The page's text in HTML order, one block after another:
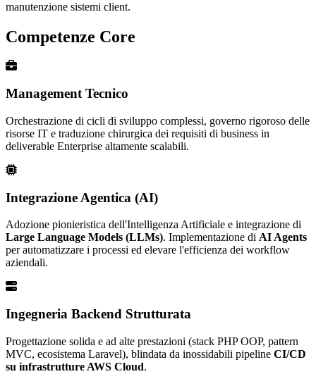
manutenzione sistemi client.
Competenze Core
Management Tecnico
Orchestrazione di cicli di sviluppo complessi, governo rigoroso delle
risorse IT e traduzione chirurgica dei requisiti di business in
deliverable Enterprise altamente scalabili.
Integrazione Agentica (AI)
Adozione pionieristica dell'Intelligenza Artificiale e integrazione di
Large Language Models (LLMs). Implementazione di AI Agents
per automatizzare i processi ed elevare l'efficienza dei workflow
aziendali.
Ingegneria Backend Strutturata
Progettazione solida e ad alte prestazioni (stack PHP OOP, pattern
MVC, ecosistema Laravel), blindata da inossidabili pipeline CI/CD
su infrastrutture AWS Cloud.